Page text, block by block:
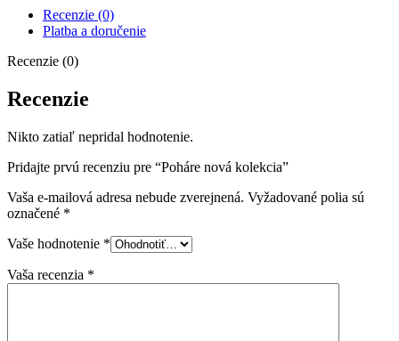
Recenzie (0)
Platba a doručenie
Recenzie (0)
Recenzie
Nikto zatiaľ nepridal hodnotenie.
Pridajte prvú recenziu pre “Poháre nová kolekcia”
Vaša e-mailová adresa nebude zverejnená. Vyžadované polia sú
označené *
Vaše hodnotenie *
Vaša recenzia *